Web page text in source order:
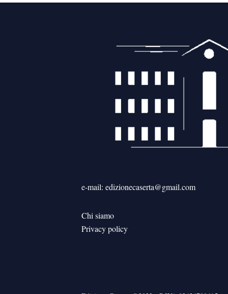
e-mail: edizionecaserta@gmail.com
Chi siamo
Privacy policy